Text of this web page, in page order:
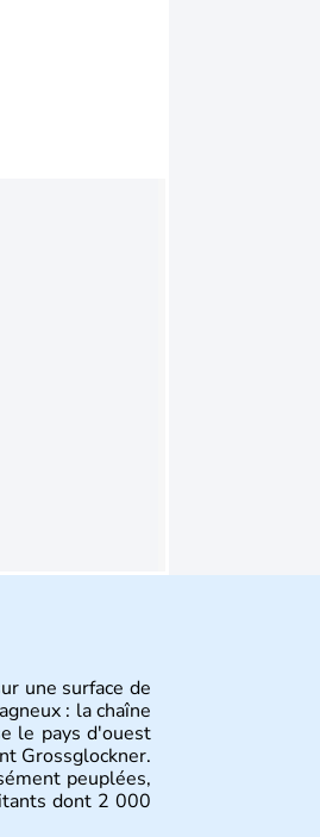
une surface de
: la chaîne
le pays d'ouest
Grossglockner.
peuplées,
dont 2 000